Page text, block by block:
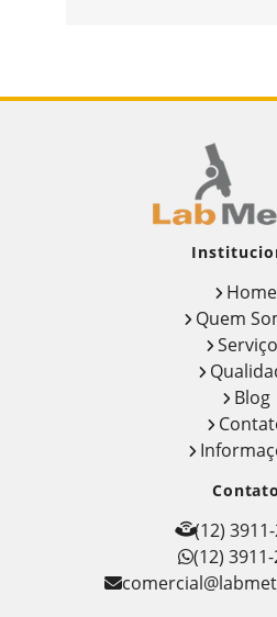
Home
Quem
Blog
Contato
(12)
(12)